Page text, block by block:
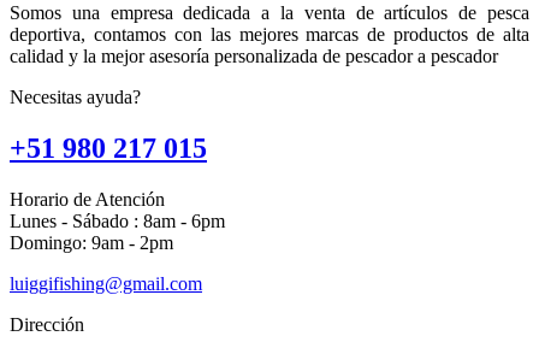
Somos una empresa dedicada a la venta de artículos de pesca
deportiva, contamos con las mejores marcas de productos de alta
calidad y la mejor asesoría personalizada de pescador a pescador
Necesitas ayuda?
+51 980 217 015
Horario de Atención
Lunes - Sábado : 8am - 6pm
Domingo: 9am - 2pm
luiggifishing@gmail.com
Dirección